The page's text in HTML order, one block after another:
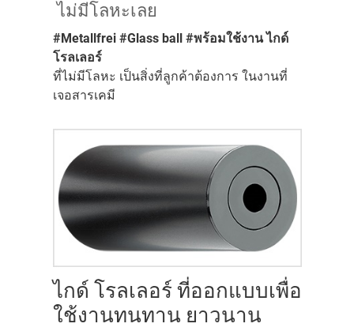
ไม่มีโลหะเลย
#Metallfrei #Glass ball #พร้อมใช้งาน ไกด์
โรลเลอร์
ที่ไม่มีโลหะ เป็นสิ่งที่ลูกค้าต้องการ ในงานที่
เจอสารเคมี
ไกด์ โรลเลอร์ ที่ออกแบบเพื่อ
ใช้งานทนทาน ยาวนาน